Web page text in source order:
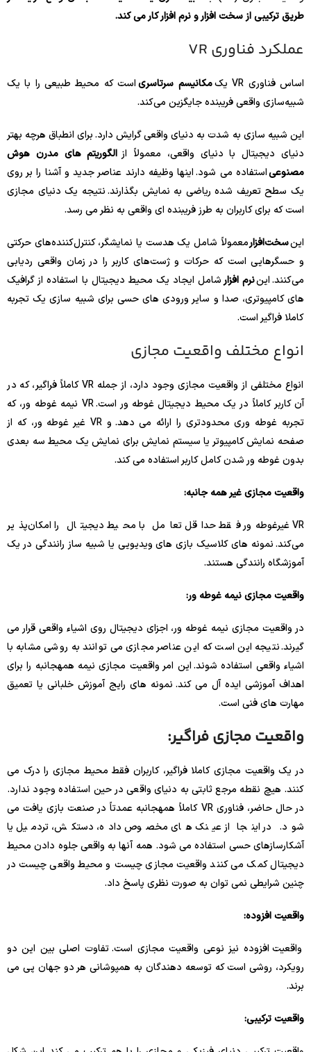
طریق ترکیبی از سخت افزار و نرم افزار کار می کند.
عملکرد فناوری VR
اساس فناوری VR یک مکانیسم سرتاسریاست که محیط طبیعی را با یک
شبیه‌سازی واقعی فریبنده جایگزین می‌کند.
این شبیه سازی به شدت به دنیای واقعی گرایش دارد. برای انطباق هرچه بهتر
دنیای دیجیتال با دنیای واقعی، معمولاً از الگوریتم های مدرن هوش
مصنوعیاستفاده می شود. اینها وظیفه دارند عناصر جدید و آشنا را بر روی
یک سطح تعریف شده ریاضی به نمایش بگذارند. نتیجه یک دنیای مجازی
است که برای کاربران به طرز فریبنده ای واقعی به نظر می رسد.
اینسخت‌افزارمعمولاً شامل یک هدست یا نمایشگر، کنترل‌کننده‌های حرکتی
و حسگرهایی است که حرکات و ژست‌های کاربر را در زمان واقعی ردیابی
می‌کنند. ایننرم افزارشامل ایجاد یک محیط دیجیتال با استفاده از گرافیک
های کامپیوتری، صدا و سایر ورودی های حسی برای شبیه سازی یک تجربه
کاملا فراگیر است.
انواع مختلف واقعیت مجازی
انواع مختلفی از واقعیت مجازی وجود دارد، از جمله VR کاملاً فراگیر، که در
آن کاربر کاملاً در یک محیط دیجیتال غوطه ور است. VR نیمه غوطه ور، که
تجربه غوطه وری محدودتری را ارائه می دهد. و VR غیر غوطه ور، که از
صفحه نمایش کامپیوتر یا سیستم نمایش برای نمایش یک محیط سه بعدی
بدون غوطه ور شدن کامل کاربر استفاده می کند.
واقعیت مجازی غیر همه جانبه:
VR غیرغوطه‌ور فقط حداقل تعامل با محیط دیجیتال را امکان‌پذیر
می‌کند. نمونه های کلاسیک بازی های ویدیویی یا شبیه ساز رانندگی در یک
آموزشگاه رانندگی هستند.
واقعیت مجازی نیمه غوطه ور:
در واقعیت مجازی نیمه غوطه ور، اجزای دیجیتال روی اشیاء واقعی قرار می
گیرند. نتیجه این است که این عناصر مجازی می توانند به روشی مشابه با
اشیاء واقعی استفاده شوند. این امر واقعیت مجازی نیمه همهجانبه را برای
اهداف آموزشی ایده آل می کند. نمونه های رایج آموزش خلبانی یا تعمیق
مهارت های فنی است.
واقعیت مجازی فراگیر:
در یک واقعیت مجازی کاملا فراگیر، کاربران فقط محیط مجازی را درک می
کنند. هیچ نقطه مرجع ثابتی به دنیای واقعی در حین استفاده وجود ندارد.
در حال حاضر، فناوری VR کاملاً همهجانبه عمدتاً در صنعت بازی یافت می
شود. در اینجا از عینک های مخصوص داده، دستکش، تردمیل یا
آشکارسازهای حسی استفاده می شود. همه آنها به واقعی جلوه دادن محیط
دیجیتال کمک می کنند واقعیت مجازی چیست و محیط واقعی چیست در
چنین شرایطی نمی توان به صورت نظری پاسخ داد.
واقعیت افزوده:
واقعیت افزوده نیز نوعی واقعیت مجازی است. تفاوت اصلی بین این دو
رویکرد، روشی است که توسعه دهندگان به همپوشانی هر دو جهان پی می
برند.
واقعیت ترکیبی: